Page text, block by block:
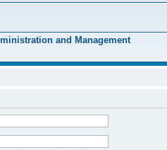
and Management